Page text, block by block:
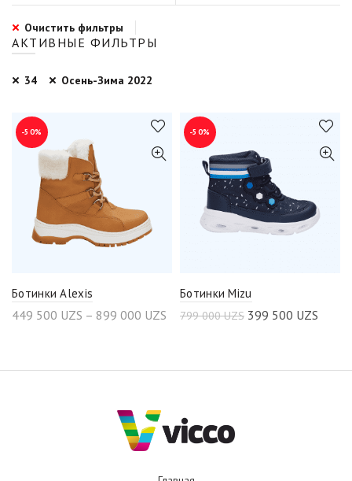
Очистить фильтры
АКТИВНЫЕ ФИЛЬТРЫ
34 Осень-Зима 2022
-50%
Ботинки Alexis
449 500 UZS – 899 000 UZS
-50%
Ботинки Mizu
799 000UZS 399 500 UZS